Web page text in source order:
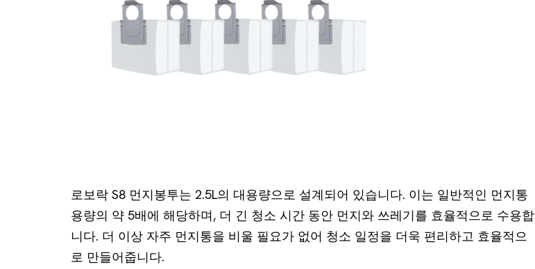
로보락 S8 먼지봉투는 2.5L의 대용량으로 설계되어 있습니다. 이는 일반적인 먼지통
용량의 약 5배에 해당하며, 더 긴 청소 시간 동안 먼지와 쓰레기를 효율적으로 수용합
니다. 더 이상 자주 먼지통을 비울 필요가 없어 청소 일정을 더욱 편리하고 효율적으
로 만들어줍니다.